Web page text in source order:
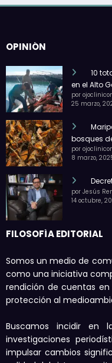
OPINIÓN
10
en el Alto
por
25 marzo,
bosques
por
8 marzo,
por Jesús
14 octubre,
FILOSOFÍA EDITORIAL
Somos un medio de
como una iniciativa
rendición de cuentas
protección al
Buscamos incidir en
investigaciones
impulsar cambios